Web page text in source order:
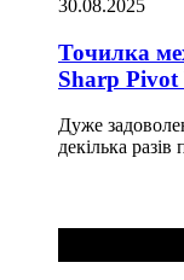
30.08.2025
Точилка
Sharp
Дуже
декілька разів